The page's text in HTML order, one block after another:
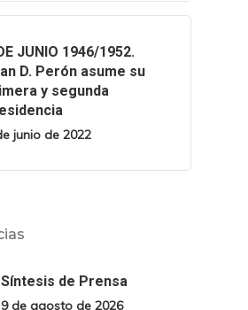
JUNIO 1946/1952.
D. Perón asume su
y segunda
junio de 2022
Síntesis de Prensa
9 de agosto de 2026